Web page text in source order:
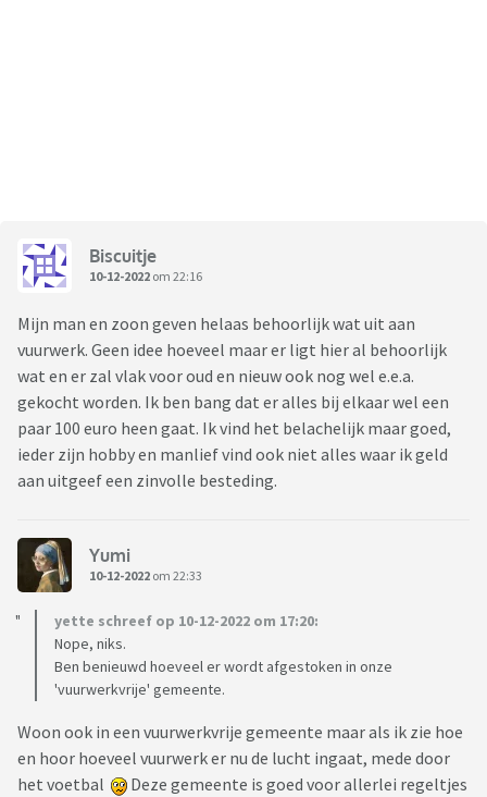
Biscuitje
10-12-2022 om 22:16
Mijn man en zoon geven helaas behoorlijk wat uit aan
vuurwerk. Geen idee hoeveel maar er ligt hier al behoorlijk
wat en er zal vlak voor oud en nieuw ook nog wel e.e.a.
gekocht worden. Ik ben bang dat er alles bij elkaar wel een
paar 100 euro heen gaat. Ik vind het belachelijk maar goed,
ieder zijn hobby en manlief vind ook niet alles waar ik geld
aan uitgeef een zinvolle besteding.
Yumi
10-12-2022 om 22:33
yette schreef op 10-12-2022 om 17:20:
Nope, niks.
Ben benieuwd hoeveel er wordt afgestoken in onze
'vuurwerkvrije' gemeente.
Woon ook in een vuurwerkvrije gemeente maar als ik zie hoe
en hoor hoeveel vuurwerk er nu de lucht ingaat, mede door
het voetbal
Deze gemeente is goed voor allerlei regeltjes